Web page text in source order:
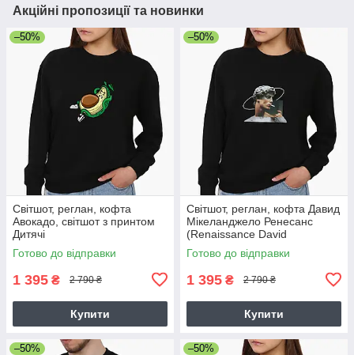
Акційні пропозиції та новинки
–50%
Світшот, реглан, кофта
Авокадо, світшот з принтом
Дитячі
Готово до відправки
1 395 ₴ 2 790 ₴
Купити
–50%
Світшот, реглан, кофта Давид
Мікеланджело Ренесанс
(Renaissance David
Michelangelo), світшот з
принтом Арт (Art)
Готово до відправки
1 395 ₴ 2 790 ₴
Купити
–50% –50%